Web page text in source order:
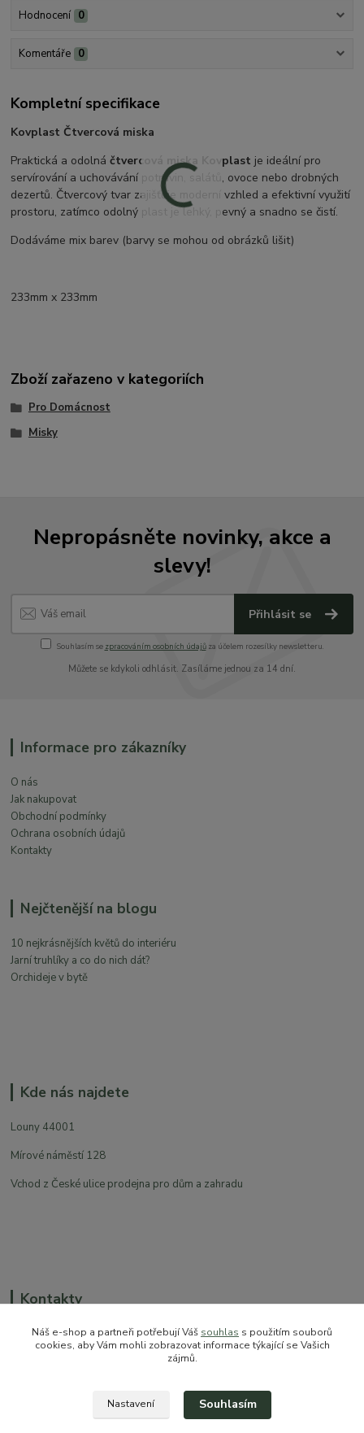
Hodnocení 0
Komentáře 0
Kompletní specifikace
Kovplast Čtvercová miska
Praktická a odolnáčtvercová miska Kovplast je ideální pro
servírování a uchovávání potravin, salátů, ovoce nebo drobných
dezertů. Čtvercový tvar zajišťuje moderní vzhled a efektivní využití
prostoru, zatímco odolný plast je lehký, pevný a snadno se čistí.
Dodáváme mix barev (barvy se mohou od obrázků lišit)
233mm x 233mm
Zboží zařazeno v kategoriích
Pro Domácnost
Misky
Nepropásněte novinky, akce a
slevy!
Přihlásit se
Souhlasím se zpracováním osobních údajůza účelem rozesílky newsletteru.
Můžete se kdykoli odhlásit. Zasíláme jednou za 14 dní.
Informace pro zákazníky
O nás
Jak nakupovat
Obchodní podmínky
Ochrana osobních údajů
Kontakty
Nejčtenější na blogu
10 nejkrásnějších květů do interiéru
Jarní truhlíky a co do nich dát?
Orchideje v bytě
Kde nás najdete
Louny 44001
Mírové náměstí 128
Vchod z České ulice prodejna pro dům a zahradu
Kontakty
sales@prokytky.cz
Náš e-shop a partneři potřebují Váš souhlas s použitím souborů
cookies, aby Vám mohli zobrazovat informace týkající se Vašich
zájmů.
Nastavení Souhlasím